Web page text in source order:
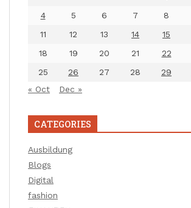
4
5 6 7 8
11
12 13 14 15
18
19 20 21 22
25
26 27 28 29
« Oct
Dec »
CATEGORIES
Ausbildung
Blogs
Digital
fashion